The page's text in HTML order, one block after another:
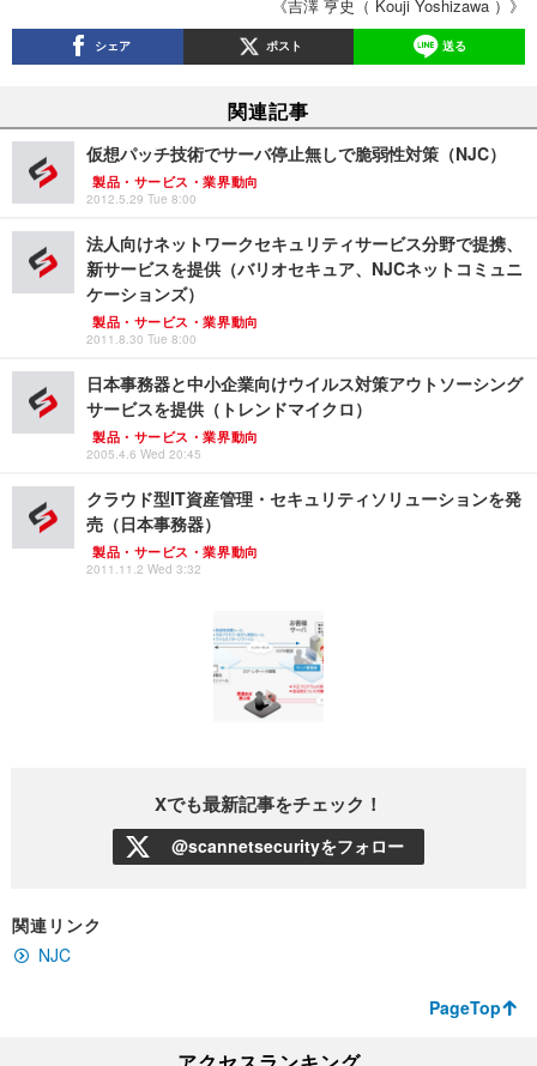
《吉澤 亨史（ Kouji Yoshizawa ）》
シェア ポスト 送る
関連記事
仮想パッチ技術でサーバ停止無しで脆弱性対策（NJC）
製品・サービス・業界動向
2012.5.29 Tue 8:00
法人向けネットワークセキュリティサービス分野で提携、
新サービスを提供（バリオセキュア、NJCネットコミュニ
ケーションズ）
製品・サービス・業界動向
2011.8.30 Tue 8:00
日本事務器と中小企業向けウイルス対策アウトソーシング
サービスを提供（トレンドマイクロ）
製品・サービス・業界動向
2005.4.6 Wed 20:45
クラウド型IT資産管理・セキュリティソリューションを発
売（日本事務器）
製品・サービス・業界動向
2011.11.2 Wed 3:32
Xでも最新記事をチェック！
@scannetsecurityをフォロー
関連リンク
NJC
PageTop
アクセスランキング